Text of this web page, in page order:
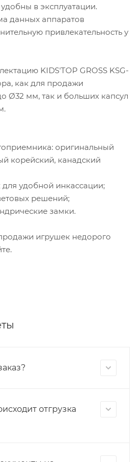
в эксплуатации.
данных аппаратов
привлекательность у
KIDS'TOP GROSS KSG-
как для продажи
Ø32 мм, так и больших капсул
оригинальный
корейский, канадский
удобной инкассации;
решений;
замки.
игрушек недорого
отгрузка